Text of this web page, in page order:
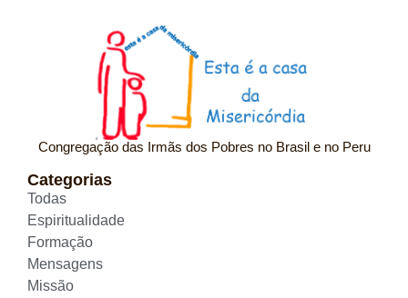
Congregação das Irmãs dos Pobres no Brasil e no Peru
Categorias
Todas
Espiritualidade
Formação
Mensagens
Missão